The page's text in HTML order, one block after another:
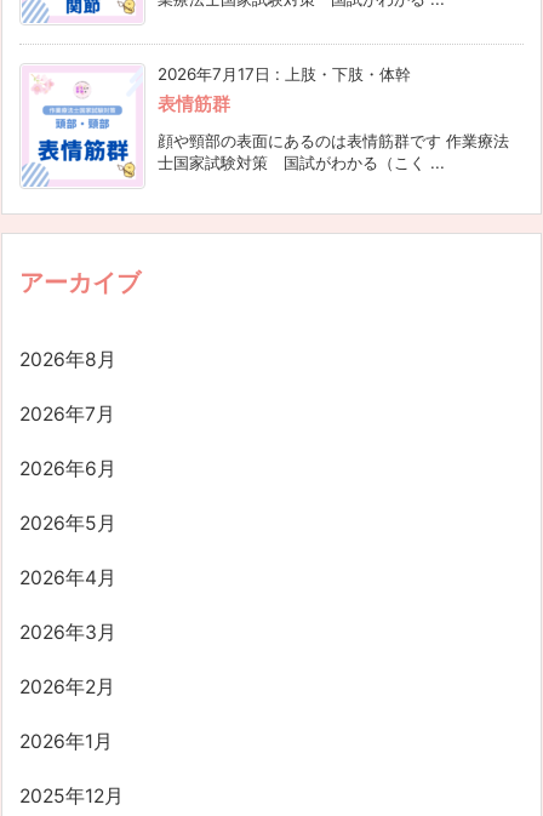
2026年7月17日 : 上肢・下肢・体幹
表情筋群
顔や頸部の表面にあるのは表情筋群です 作業療法
士国家試験対策 国試がわかる（こく ...
アーカイブ
2026年8月
2026年7月
2026年6月
2026年5月
2026年4月
2026年3月
2026年2月
2026年1月
2025年12月